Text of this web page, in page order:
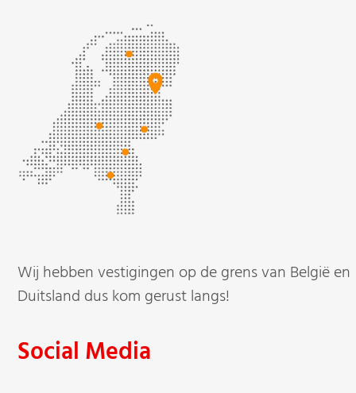
Wij hebben vestigingen op de grens van België en
Duitsland dus kom gerust langs!
Social Media